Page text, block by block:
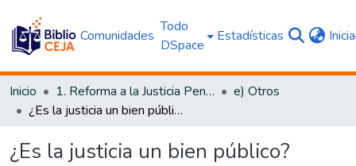
Comunidades
Todo
DSpace
Estadísticas
Inicio 1. Reforma a la Justicia Penal
e) Otros
¿Es la justicia un bien público?
¿Es la justicia un bien público?